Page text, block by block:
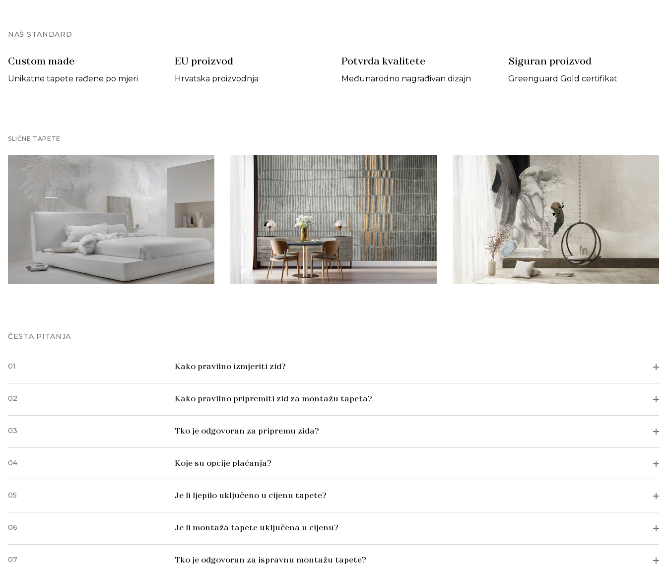
NAŠ STANDARD
Custom made
Unikatne tapete rađene po mjeri
EU proizvod
Hrvatska proizvodnja
Potvrda kvalitete
Međunarodno nagrađivan dizajn
Siguran proizvod
Greenguard Gold certifikat
SLIČNE TAPETE
ČESTA PITANJA
01 Kako pravilno izmjeriti zid?
02 Kako pravilno pripremiti zid za montažu tapeta?
03 Tko je odgovoran za pripremu zida?
04 Koje su opcije plaćanja?
05 Je li ljepilo uključeno u cijenu tapete?
06 Je li montaža tapete uključena u cijenu?
07 Tko je odgovoran za ispravnu montažu tapete?